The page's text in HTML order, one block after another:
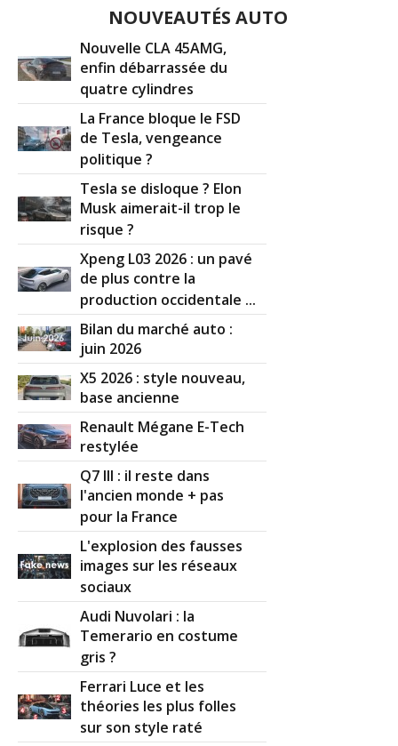
NOUVEAUTÉS AUTO
Nouvelle CLA 45AMG,
enfin débarrassée du
quatre cylindres
La France bloque le FSD
de Tesla, vengeance
politique ?
Tesla se disloque ? Elon
Musk aimerait-il trop le
risque ?
Xpeng L03 2026 : un pavé
de plus contre la
production occidentale ...
Bilan du marché auto :
juin 2026
X5 2026 : style nouveau,
base ancienne
Renault Mégane E-Tech
restylée
Q7 III : il reste dans
l'ancien monde + pas
pour la France
L'explosion des fausses
images sur les réseaux
sociaux
Audi Nuvolari : la
Temerario en costume
gris ?
Ferrari Luce et les
théories les plus folles
sur son style raté